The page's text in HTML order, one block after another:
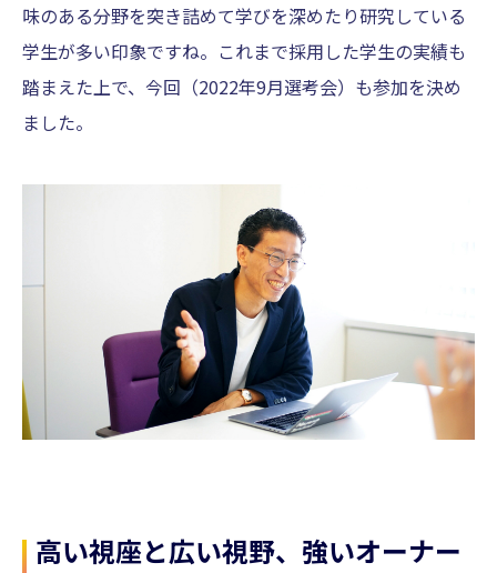
味のある分野を突き詰めて学びを深めたり研究している
学生が多い印象ですね。これまで採用した学生の実績も
踏まえた上で、今回（2022年9月選考会）も参加を決め
ました。
高い視座と広い視野、強いオーナー